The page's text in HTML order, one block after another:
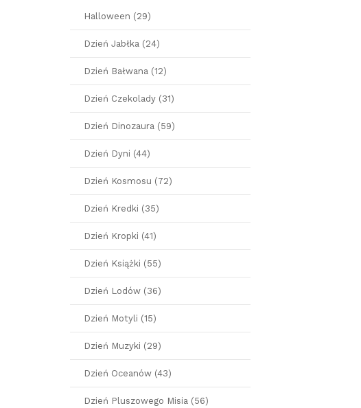
Halloween (29)
Dzień Jabłka (24)
Dzień Bałwana (12)
Dzień Czekolady (31)
Dzień Dinozaura (59)
Dzień Dyni (44)
Dzień Kosmosu (72)
Dzień Kredki (35)
Dzień Kropki (41)
Dzień Książki (55)
Dzień Lodów (36)
Dzień Motyli (15)
Dzień Muzyki (29)
Dzień Oceanów (43)
Dzień Pluszowego Misia (56)